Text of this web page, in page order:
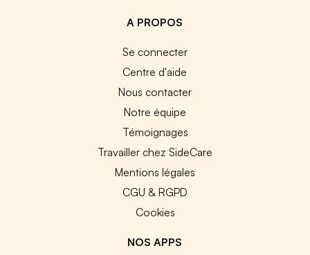
A PROPOS
Se connecter
Centre d'aide
Nous contacter
Notre équipe
Témoignages
Travailler chez SideCare
Mentions légales
CGU & RGPD
Cookies
NOS APPS